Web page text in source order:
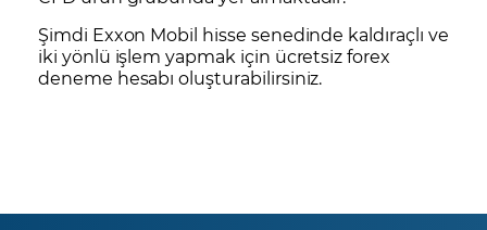
Şimdi Exxon Mobil hisse senedinde kaldıraçlı ve
iki yönlü işlem yapmak için ücretsiz forex
deneme hesabı oluşturabilirsiniz.